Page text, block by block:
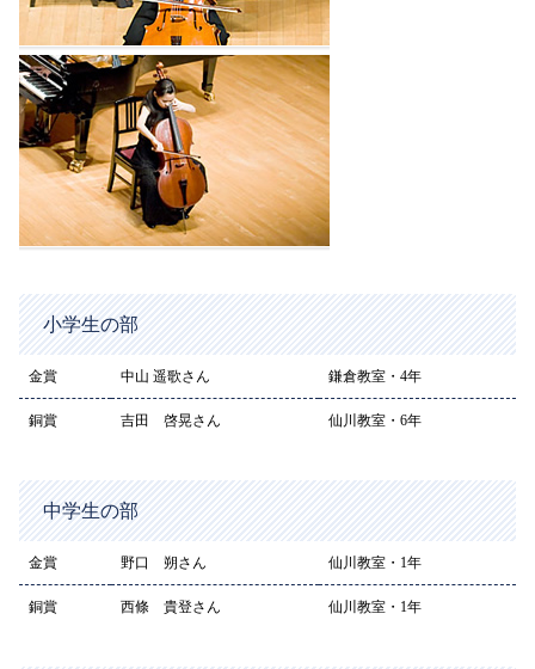
小学生の部
金賞 中山 遥歌さん 鎌倉教室・4年
銅賞 吉田 啓晃さん 仙川教室・6年
中学生の部
金賞 野口 朔さん 仙川教室・1年
銅賞 西條 貴登さん 仙川教室・1年